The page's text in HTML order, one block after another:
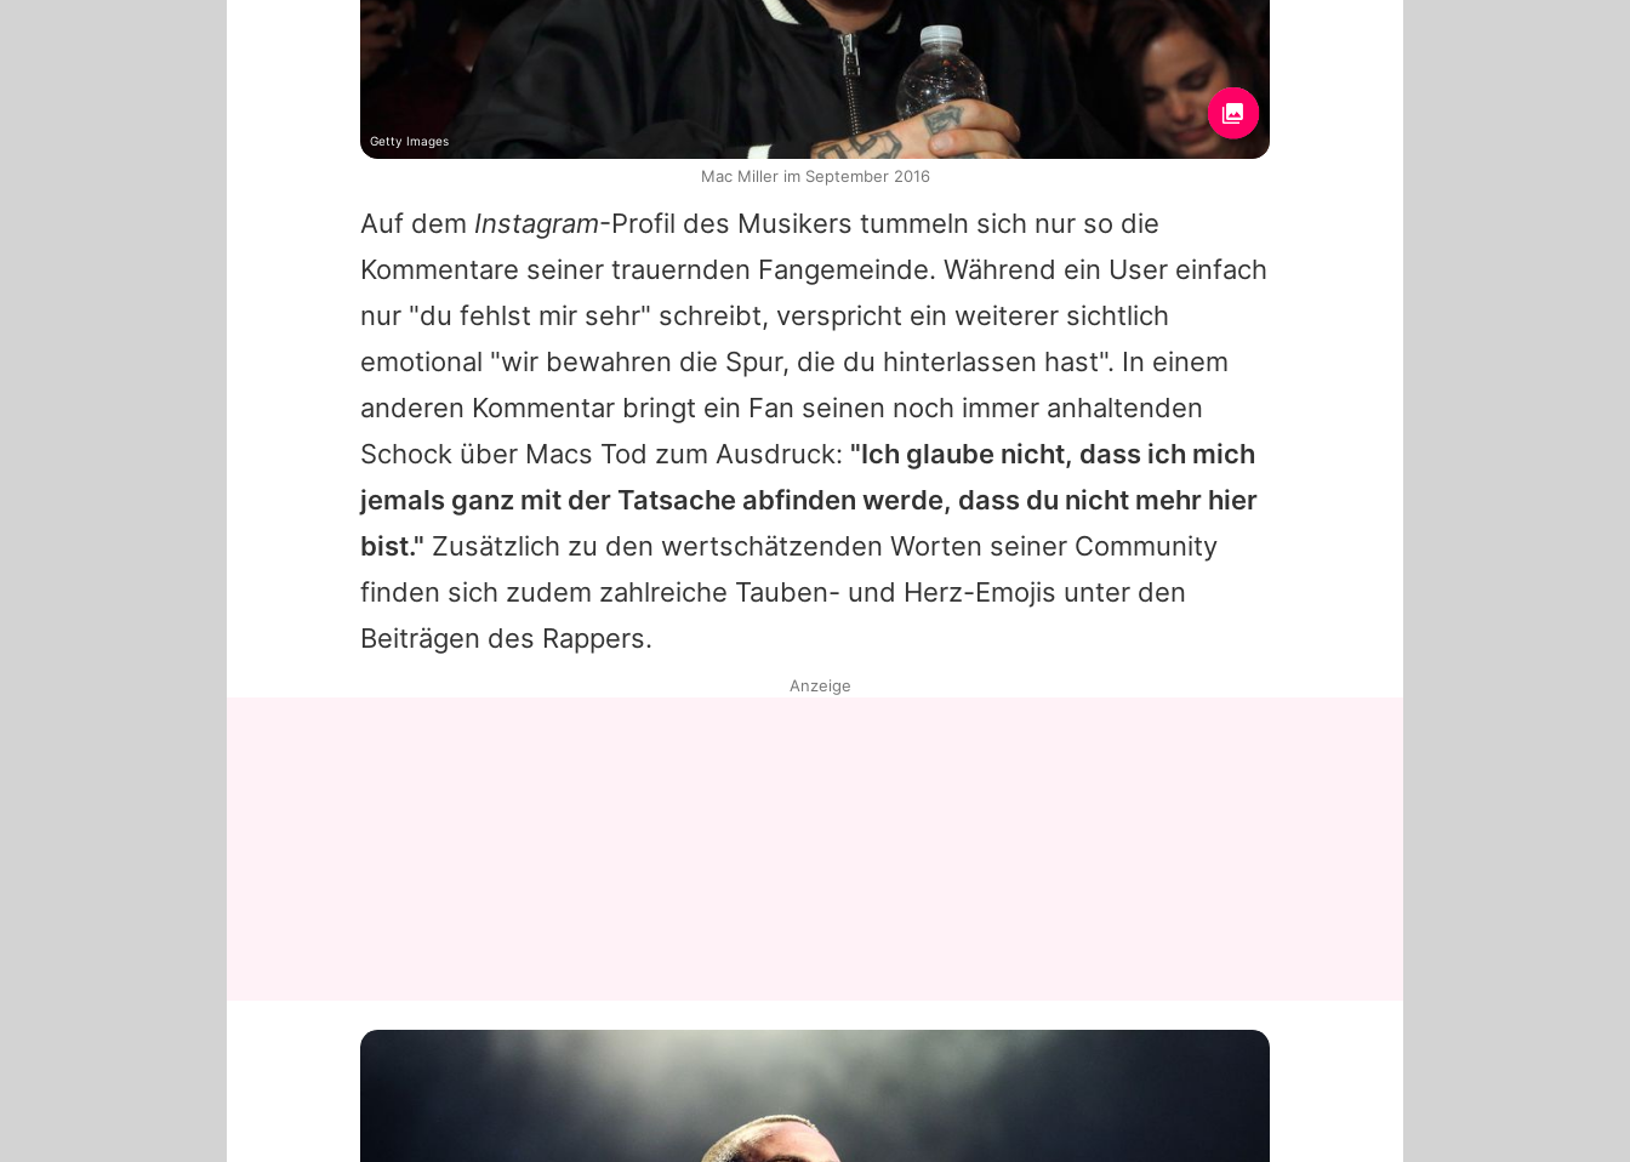
Auf dem Instagram-Profil des Musikers tummeln sich nur so die
Kommentare seiner trauernden Fangemeinde. Während ein User einfach
nur "du fehlst mir sehr" schreibt, verspricht ein weiterer sichtlich
emotional "wir bewahren die Spur, die du hinterlassen hast". In einem
anderen Kommentar bringt ein Fan seinen noch immer anhaltenden
Schock über Macs Tod zum Ausdruck: "Ich glaube nicht, dass ich mich
jemals ganz mit der Tatsache abfinden werde, dass du nicht mehr hier
bist." Zusätzlich zu den wertschätzenden Worten seiner Community
finden sich zudem zahlreiche Tauben- und Herz-Emojis unter den
Beiträgen des Rappers.
Getty Images
Mac Miller im September 2016
Anzeige